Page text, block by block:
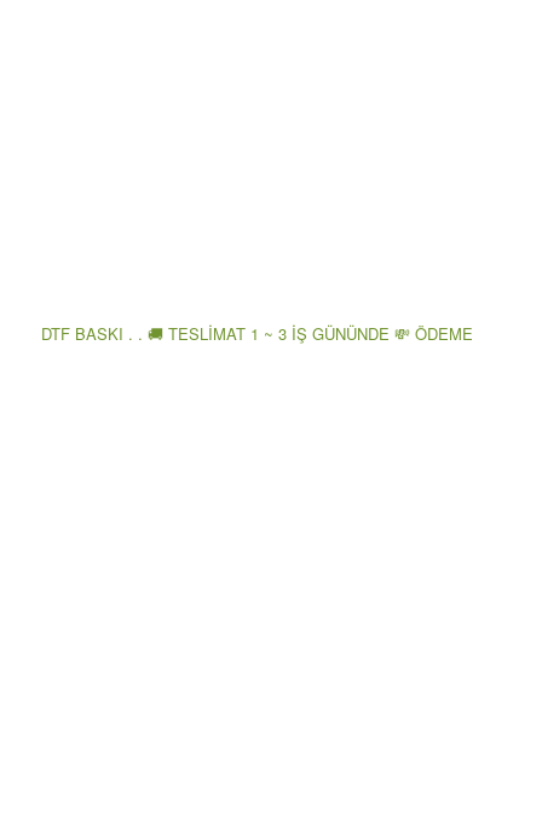
DTF BASKI . . 🚚 TESLİMAT 1 ~ 3 İŞ GÜNÜNDE 💸 ÖDEME